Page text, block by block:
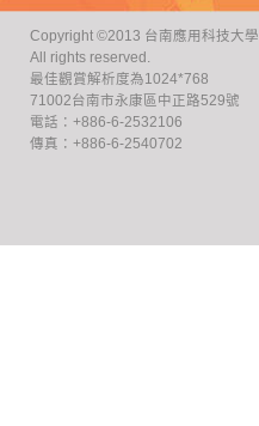
Copyright ©2013 台南應用科技大學
All rights reserved.
最佳觀賞解析度為1024*768
71002台南市永康區中正路529號
電話：+886-6-2532106
傳真：+886-6-2540702